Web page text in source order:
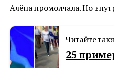
Алёна промолчала. Но
Читайте
25